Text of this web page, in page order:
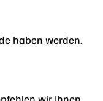
haben werden.